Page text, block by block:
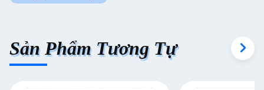
Sản Phẩm Tương Tự